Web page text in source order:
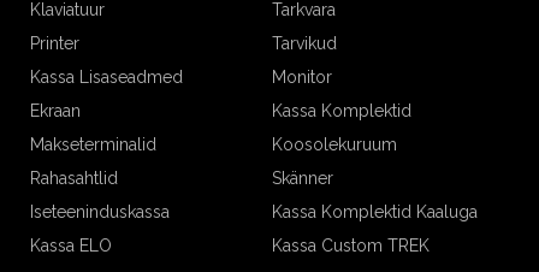
Klaviatuur
Tarkvara
Printer
Tarvikud
Kassa Lisaseadmed
Monitor
Ekraan
Kassa Komplektid
Makseterminalid
Koosolekuruum
Rahasahtlid
Skänner
Iseteeninduskassa
Kassa Komplektid Kaaluga
Kassa ELO
Kassa Custom TREK